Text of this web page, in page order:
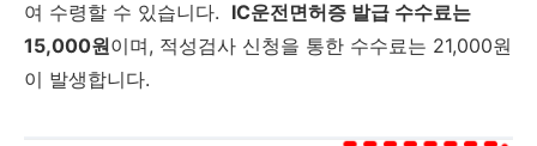
여 수령할 수 있습니다. IC운전면허증 발급 수수료는
15,000원이며, 적성검사 신청을 통한 수수료는 21,000원
이 발생합니다.